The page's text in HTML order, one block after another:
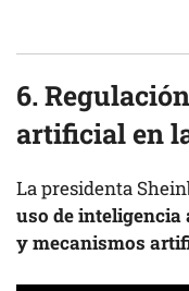
6.
artificial en
La presidenta
uso de
y mecanismos